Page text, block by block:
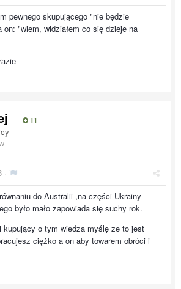
pewnego skupującego "nie będzie
"wiem, widziałem co się dzieje na
11
·
do Australii ,na części Ukrainy
było mało zapowiada się suchy rok.
o tym wiedza myślę ze to jest
ciężko a on aby towarem obróci i